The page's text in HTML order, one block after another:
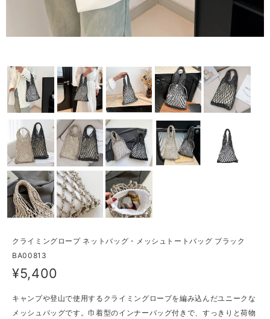
クライミングロープ ネットバッグ・メッシュトートバッグ ブラック
BA00813
¥5,400
キャンプや登山で使用するクライミングロープを編み込んだユニークな
メッシュバッグです。巾着型のインナーバッグ付きで、すっきりと荷物